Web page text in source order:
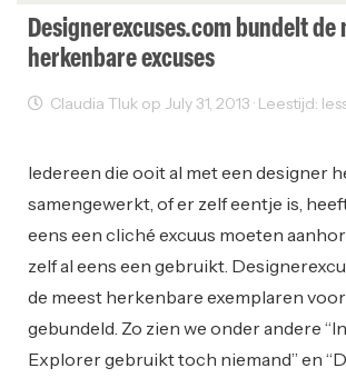
Designerexcuses.com bundelt de
herkenbare excuses
Claudia Tluk op July 31, 2013 · Leestijd:
Iedereen die ooit al met een designer
samengewerkt, of er zelf eentje is,
eens een cliché excuus moeten
zelf al eens een gebruikt.
de meest herkenbare exemplaren
gebundeld. Zo zien we onder andere
Explorer gebruikt toch niemand” en